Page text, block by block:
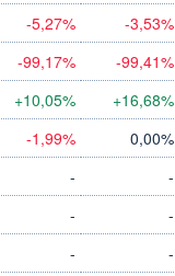
-5,27% -3,53%
-99,17%
-99,41%
+10,05%
+16,68%
-1,99%
0,00%
-
-
-
-
-
-